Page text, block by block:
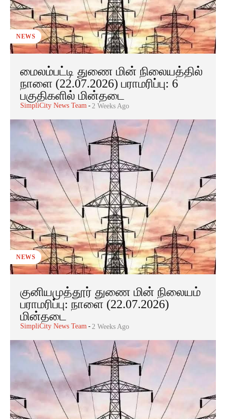
NEWS
மைலம்பட்டி துணை மின் நிலையத்தில்
நாளை (22.07.2026) பராமரிப்பு: 6
பகுதிகளில் மின்தடை
SimpliCity News Team - 2 Weeks Ago
NEWS
குனியமுத்தூர் துணை மின் நிலையம்
பராமரிப்பு: நாளை (22.07.2026)
மின்தடை
SimpliCity News Team - 2 Weeks Ago